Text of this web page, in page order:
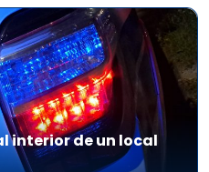
interior de un local